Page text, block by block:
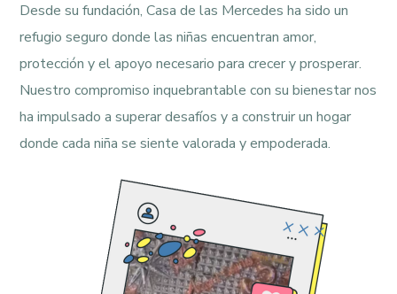
Desde su fundación, Casa de las Mercedes ha sido un
refugio seguro donde las niñas encuentran amor,
protección y el apoyo necesario para crecer y prosperar.
Nuestro compromiso inquebrantable con su bienestar nos
ha impulsado a superar desafíos y a construir un hogar
donde cada niña se siente valorada y empoderada.